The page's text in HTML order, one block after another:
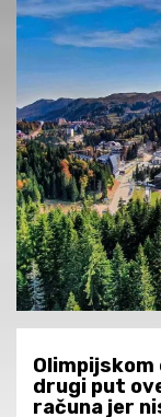
Olimpijskom
drugi put
računa jer